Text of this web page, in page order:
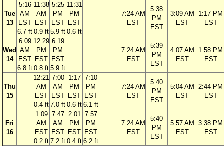
Tue
13
5:16
AM
EST
6.7 ft
11:38
AM
EST
0.9 ft
5:25
PM
EST
5.9 ft
11:31
PM
EST
0.6 ft
7:24 AM
EST
5:38
PM
EST
3:09 AM
EST
1:17 PM
EST
Wed
14
6:09
AM
EST
6.8 ft
12:29
PM
EST
0.8 ft
6:19
PM
EST
5.9 ft
7:24 AM
EST
5:39
PM
EST
4:07 AM
EST
1:58 PM
EST
Thu
15
12:21
AM
EST
0.4 ft
7:00
AM
EST
7.0 ft
1:17
PM
EST
0.6 ft
7:10
PM
EST
6.1 ft
7:24 AM
EST
5:40
PM
EST
5:04 AM
EST
2:44 PM
EST
Fri
16
1:09
AM
EST
0.2 ft
7:47
AM
EST
7.2 ft
2:01
PM
EST
0.4 ft
7:57
PM
EST
6.2 ft
7:24 AM
EST
5:40
PM
EST
5:57 AM
EST
3:38 PM
EST